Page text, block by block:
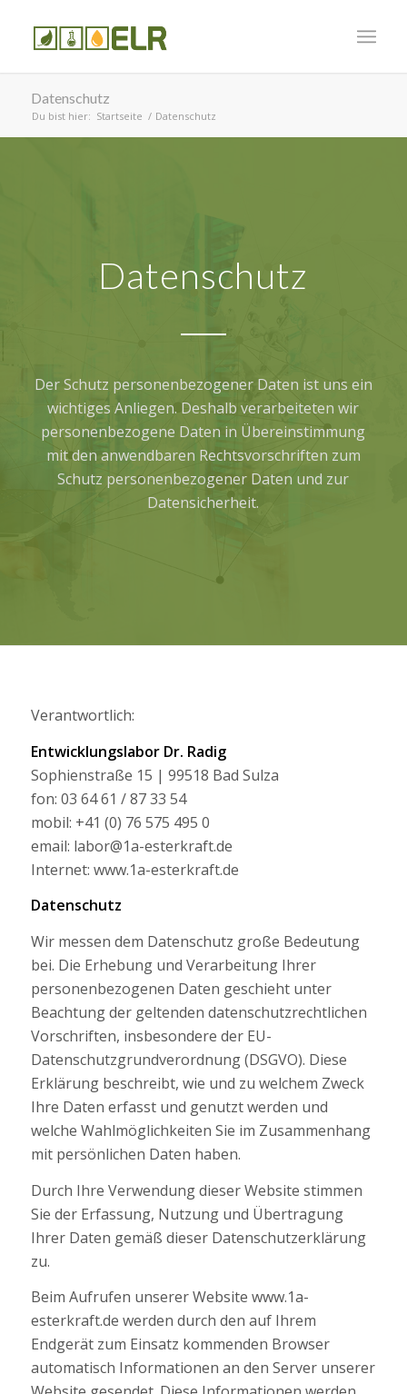
Datenschutz
Du bist hier: Startseite / Datenschutz
Datenschutz
Der Schutz personenbezogener Daten ist uns ein
wichtiges Anliegen. Deshalb verarbeiteten wir
personenbezogene Daten in Übereinstimmung
mit den anwendbaren Rechtsvorschriften zum
Schutz personenbezogener Daten und zur
Datensicherheit.
Verantwortlich:
Entwicklungslabor Dr. Radig
Sophienstraße 15 | 99518 Bad Sulza
fon: 03 64 61 / 87 33 54
mobil: +41 (0) 76 575 495 0
email: labor@1a-esterkraft.de
Internet: www.1a-esterkraft.de
Datenschutz
Wir messen dem Datenschutz große Bedeutung
bei. Die Erhebung und Verarbeitung Ihrer
personenbezogenen Daten geschieht unter
Beachtung der geltenden datenschutzrechtlichen
Vorschriften, insbesondere der EU-
Datenschutzgrundverordnung (DSGVO). Diese
Erklärung beschreibt, wie und zu welchem Zweck
Ihre Daten erfasst und genutzt werden und
welche Wahlmöglichkeiten Sie im Zusammenhang
mit persönlichen Daten haben.
Durch Ihre Verwendung dieser Website stimmen
Sie der Erfassung, Nutzung und Übertragung
Ihrer Daten gemäß dieser Datenschutzerklärung
zu.
Beim Aufrufen unserer Website www.1a-
esterkraft.de werden durch den auf Ihrem
Endgerät zum Einsatz kommenden Browser
automatisch Informationen an den Server unserer